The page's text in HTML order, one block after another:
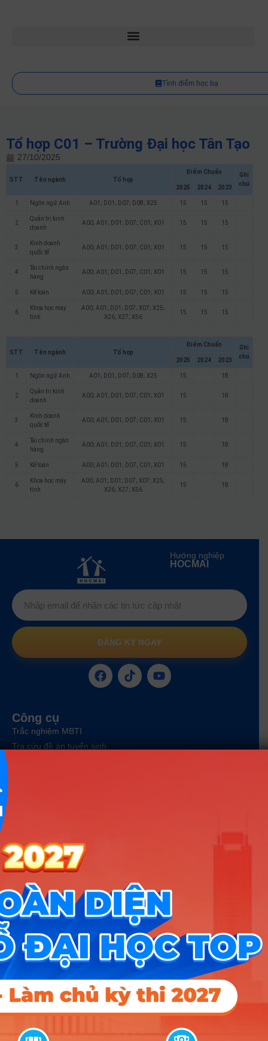
Tính điểm học bạ
Tổ hợp C01 – Trường Đại học Tân Tạo
27/10/2025
STT Tên ngành Tổ hợp
Điểm Chuẩn
Ghi
chú
2025 2024 2023
1 Ngôn ngữ Anh A01; D01; D07; D08; X25 15 15 15
2
Quản trị kinh
doanh
A00; A01; D01; D07; C01; X01 15 15 15
3
Kinh doanh
quốc tế
A00; A01; D01; D07; C01; X01 15 15 15
4
Tài chính ngân
hàng
A00; A01; D01; D07; C01; X01 15 15 15
5 Kế toán A00; A01; D01; D07; C01; X01 15 15 15
6
Khoa học máy
tính
A00; A01; D01; D07; X07; X25;
X26; X27; X56
15 15 15
STT Tên ngành Tổ hợp
Điểm Chuẩn
Ghi
chú
2025 2024 2023
1 Ngôn ngữ Anh A01; D01; D07; D08; X25 15 18
2
Quản trị kinh
doanh
A00; A01; D01; D07; C01; X01 15 18
3
Kinh doanh
quốc tế
A00; A01; D01; D07; C01; X01 15 18
4
Tài chính ngân
hàng
A00; A01; D01; D07; C01; X01 15 18
5 Kế toán A00; A01; D01; D07; C01; X01 15 18
6
Khoa học máy
tính
A00; A01; D01; D07; X07; X25;
X26; X27; X56
15 18
Hướng nghiệp
HOCMAI
ĐĂNG KÝ NGAY
Công cụ
Trắc nghiệm MBTI
Tra cứu đề án tuyển sinh
Liên hệ
Điều khoản dịch vụ
Chính sách bảo mật